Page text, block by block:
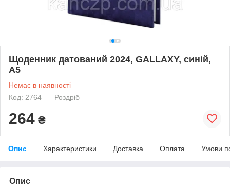
Щоденник датований 2024, GALLAXY, синій,
А5
Немає в наявності
Код: 2764
Роздріб
264 ₴
Опис Характеристики Доставка Оплата Умови
Опис